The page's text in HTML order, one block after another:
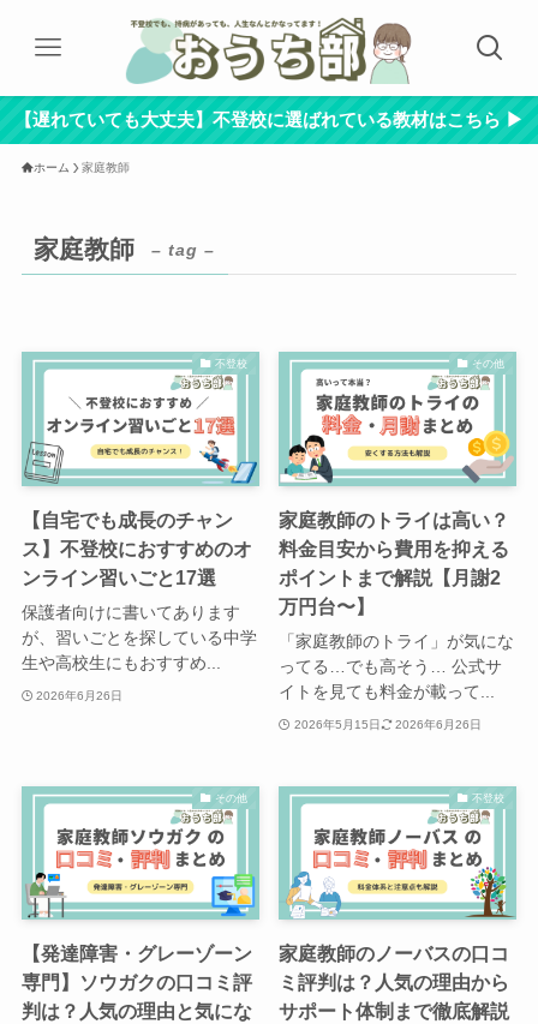
【遅れていても大丈夫】不登校に選ばれている教材はこちら ▶︎
ホーム 家庭教師
家庭教師 – tag –
不登校
【自宅でも成長のチャン
ス】不登校におすすめのオ
ンライン習いごと17選
保護者向けに書いてあります
が、習いごとを探している中学
生や高校生にもおすすめ...
2026年6月26日
その他
家庭教師のトライは高い？
料金目安から費用を抑える
ポイントまで解説【月謝2
万円台〜】
「家庭教師のトライ」が気にな
ってる…でも高そう… 公式サ
イトを見ても料金が載って...
2026年5月15日 2026年6月26日
その他
【発達障害・グレーゾーン
専門】ソウガクの口コミ評
判は？人気の理由と気にな
不登校
家庭教師のノーバスの口コ
ミ評判は？人気の理由から
サポート体制まで徹底解説